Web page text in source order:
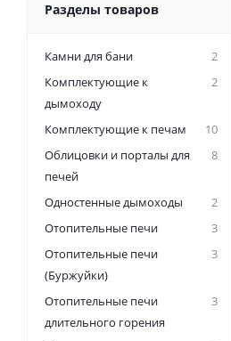
Разделы товаров
Камни для бани
2
Комплектующие к
дымоходу
2
Комплектующие к печам
10
Облицовки и порталы для
печей
8
Одностенные дымоходы
2
Отопительные печи
3
Отопительные печи
(Буржуйки)
3
Отопительные печи
длительного горения
3